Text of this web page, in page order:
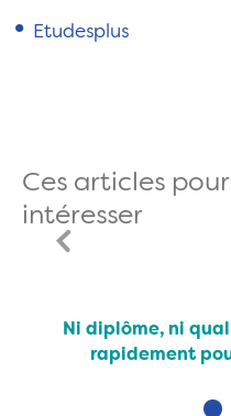
Etudesplus
Ces articles
intéresser
Ni diplôme, ni
rapidement